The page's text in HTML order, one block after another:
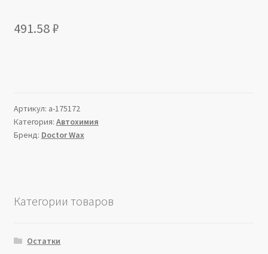
491.58₽
Артикул: a-175172
Категория: Автохимия
Бренд: Doctor Wax
Категории товаров
Остатки